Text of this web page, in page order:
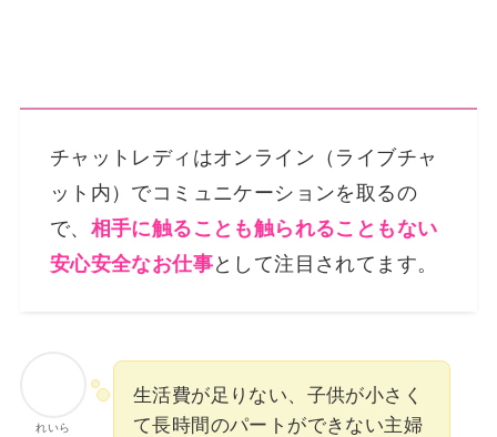
チャットレディはオンライン（ライブチャ
ット内）でコミュニケーションを取るの
で、 相手に触ることも触られることもない
安心安全なお仕事として注目されてます。
れいら
生活費が足りない、子供が小さく
て長時間のパートができない主婦